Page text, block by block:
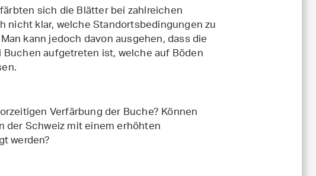
sich die Blätter bei zahlreichen
nicht klar, welche Standortsbedingungen zu
Man kann jedoch davon ausgehen, dass die
aufgetreten ist, welche auf Böden
Verfärbung der Buche? Können
Schweiz mit einem erhöhten
werden?